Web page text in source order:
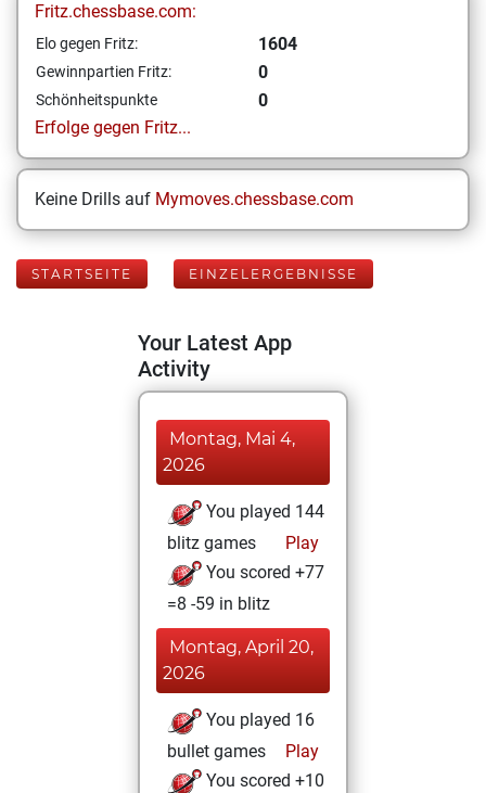
Fritz.chessbase.com:
Elo gegen Fritz: 1604
Gewinnpartien Fritz: 0
Schönheitspunkte
0
Erfolge gegen Fritz...
Keine Drills auf Mymoves.chessbase.com
STARTSEITE EINZELERGEBNISSE
Your Latest App
Activity
Montag, Mai 4,
2026
You played 144
blitz games
Play
You scored +77
=8 -59 in blitz
Montag, April 20,
2026
You played 16
bullet games
Play
You scored +10